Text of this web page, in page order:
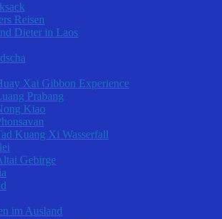
Reisen
Dieter in Laos
Xai Gibbon Experience
Prabang
Kiao
Kuang Xi Wasserfall
Gebirge
im Ausland